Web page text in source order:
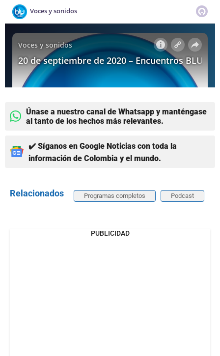
Únase a nuestro canal de Whatsapp y manténgase
al tanto de los hechos más relevantes.
✔️ Síganos en Google Noticias con toda la
información de Colombia y el mundo.
Relacionados Programas completos Podcast
PUBLICIDAD